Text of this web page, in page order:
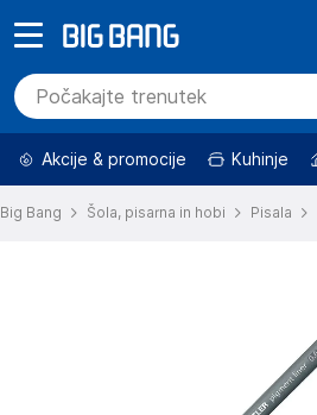
Akcije & promocije Kuhinje
Big Bang Šola, pisarna in hobi Pisala